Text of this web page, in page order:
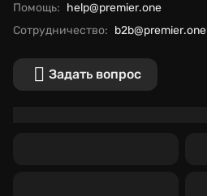
Помощь: help@premier.one
Сотрудничество: b2b@premier.one
Задать вопрос